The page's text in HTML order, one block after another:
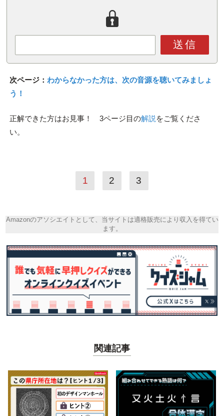
送信
次ページ： わからなかった方は、次の音源を聴いてみましょ
う！
正解できた方はお見事！ 3ページ目の解説 をご覧くださ
い。
1 2 3
Amazonのアソシエイトとして、当サイトは適格販売により収入を得てい
ます。
関連記事